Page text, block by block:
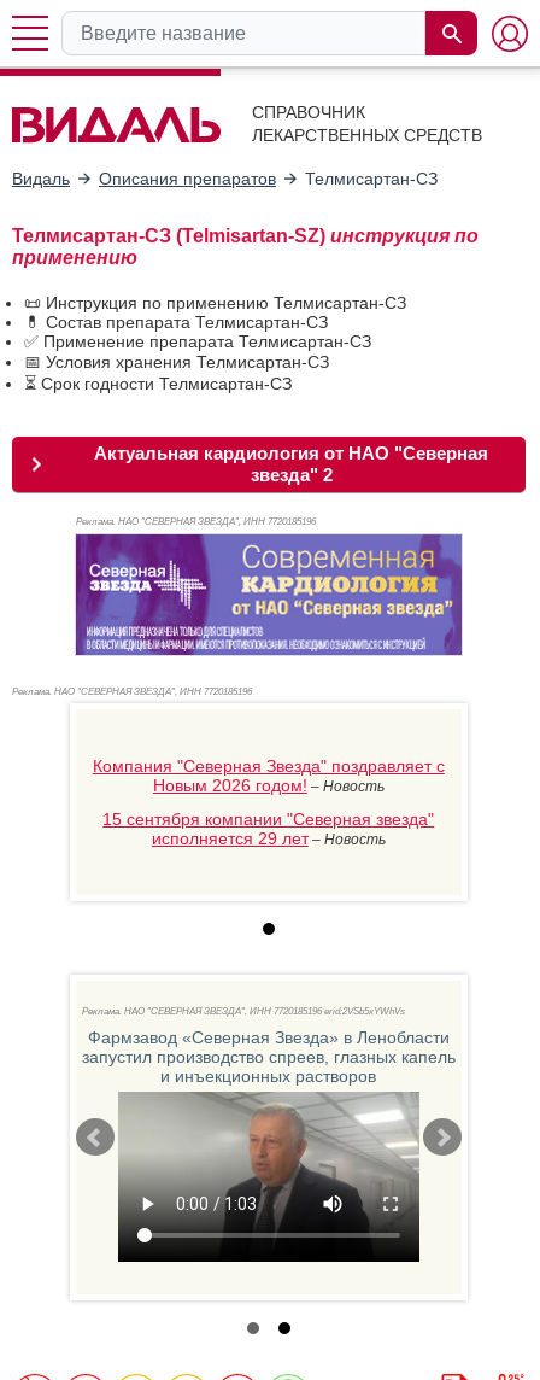
СПРАВОЧНИК
ЛЕКАРСТВЕННЫХ СРЕДСТВ
Видаль Описания препаратов Телмисартан-СЗ
Телмисартан-СЗ (Telmisartan-SZ) инструкция по
применению
📜 Инструкция по применению Телмисартан-СЗ
💊 Состав препарата Телмисартан-СЗ
✅ Применение препарата Телмисартан-СЗ
📅 Условия хранения Телмисартан-СЗ
⏳ Срок годности Телмисартан-СЗ
Актуальная кардиология от НАО "Северная
звезда" 2
Реклама. НАО "СЕВЕРНАЯ ЗВЕЗДА", ИНН 7720185196
Реклама. НАО "СЕВЕРНАЯ ЗВЕЗДА", ИНН 7720185196
Компания "Северная Звезда" поздравляет с
Новым 2026 годом! – Новость
15 сентября компании "Северная звезда"
исполняется 29 лет– Новость
Реклама. НАО "СЕВЕРНАЯ ЗВЕЗДА", ИНН 7720185196 erid:2VSb5xYWhVs
Фармзавод «Северная Звезда» в Ленобласти
запустил производство спреев, глазных капель
и инъекционных растворов